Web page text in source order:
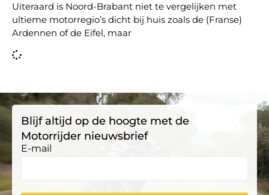
Uiteraard is Noord-Brabant niet te vergelijken met
ultieme motorregio’s dicht bij huis zoals de (Franse)
Ardennen of de Eifel, maar
Blijf altijd op de hoogte met de
Motorrijder nieuwsbrief
E-mail